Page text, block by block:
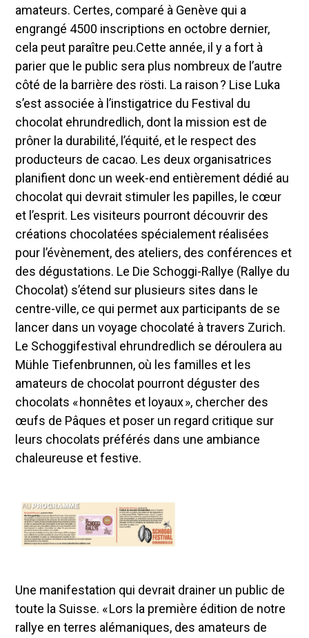
amateurs. Certes, comparé à Genève qui a
engrangé 4500 inscriptions en octobre dernier,
cela peut paraître peu.Cette année, il y a fort à
parier que le public sera plus nombreux de l’autre
côté de la barrière des rösti. La raison ? Lise Luka
s’est associée à l’instigatrice du Festival du
chocolat ehrundredlich, dont la mission est de
prôner la durabilité, l’équité, et le respect des
producteurs de cacao. Les deux organisatrices
planifient donc un week-end entièrement dédié au
chocolat qui devrait stimuler les papilles, le cœur
et l’esprit. Les visiteurs pourront découvrir des
créations chocolatées spécialement réalisées
pour l’évènement, des ateliers, des conférences et
des dégustations. Le Die Schoggi-Rallye (Rallye du
Chocolat) s’étend sur plusieurs sites dans le
centre-ville, ce qui permet aux participants de se
lancer dans un voyage chocolaté à travers Zurich.
Le Schoggifestival ehrundredlich se déroulera au
Mühle Tiefenbrunnen, où les familles et les
amateurs de chocolat pourront déguster des
chocolats « honnêtes et loyaux », chercher des
œufs de Pâques et poser un regard critique sur
leurs chocolats préférés dans une ambiance
chaleureuse et festive.
Une manifestation qui devrait drainer un public de
toute la Suisse. « Lors la première édition de notre
rallye en terres alémaniques, des amateurs de